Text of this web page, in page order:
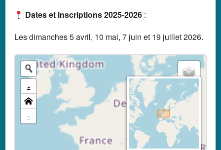
Dates et inscriptions 2025-2026 :
Les dimanches 5 avril, 10 mai, 7 juin et 19 juillet 2026.
+
-